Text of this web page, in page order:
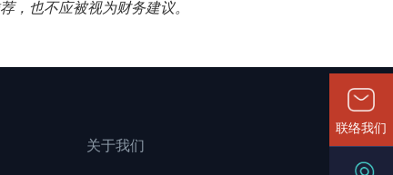
，也不应被视为财务建议。
关于我们
联络我们